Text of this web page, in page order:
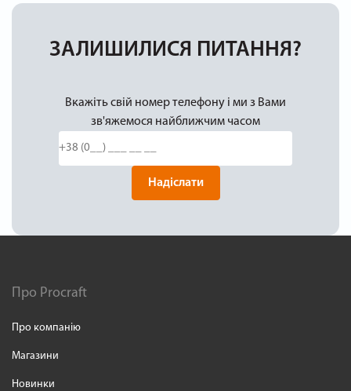
ЗАЛИШИЛИСЯ ПИТАННЯ?
Вкажіть свій номер телефону і ми з Вами
зв'яжемося найближчим часом
Надіслати
Про Procraft
Про компанію
Магазини
Новинки